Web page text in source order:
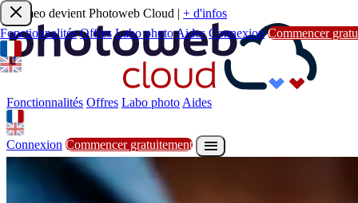
Joomeo devient Photoweb Cloud | + d'infos
Fonctionnalités Offres Labo photo Aides
Connexion Commencer gratuitement 
Fonctionnalités Offres Labo photoAides Connexion Commencer
Fonctionnalités Labo photo
Aides
Commencer gratuitement 